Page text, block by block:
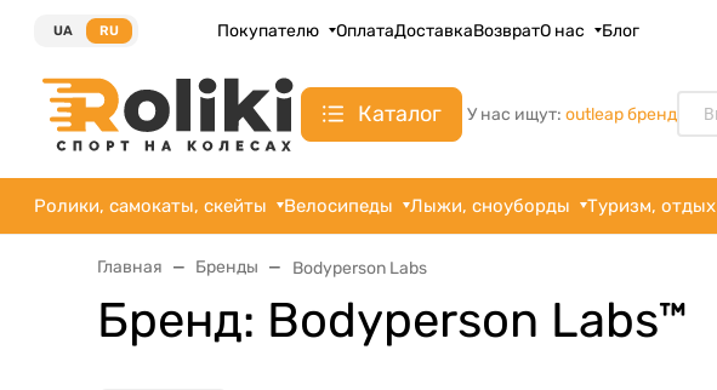
UA RU Покупателю ОплатаДоставкаВозвратО нас Блог
Каталог У нас ищут: outleap бренд
Ролики, самокаты, скейты Велосипеды Лыжи, сноуборды Туризм, отдых
Главная Бренды Bodyperson Labs
Бренд: Bodyperson Labs™